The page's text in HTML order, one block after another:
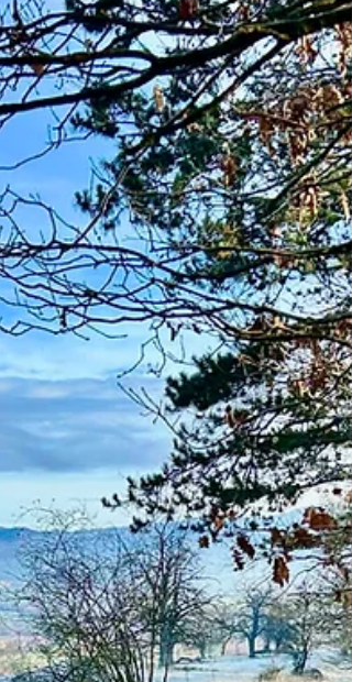
Takto to mám ja v lese. Keď som vošla k bukom, do
ich priestoru, kráčala som cestičkou, ktorú
bytosti žijúce v lese. Často idem práve po týchto
chodníčkoch. Vte